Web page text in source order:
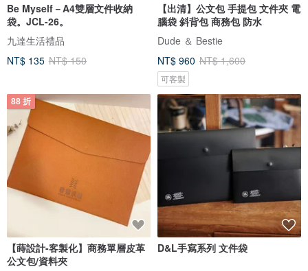
Be Myself－A4雙層文件收納
袋。JCL-26。
九達生活禮品
NT$ 135 NT$ 150
【出清】公文包 手提包 文件夾 電
腦袋 斜背包 商務包 防水
Dude ＆ Bestie
NT$ 960 NT$ 1,600
可客製
88 折
【蒔設計-客製化】商務單層皮革
公文包/資料夾
D&L手寫系列 文件袋